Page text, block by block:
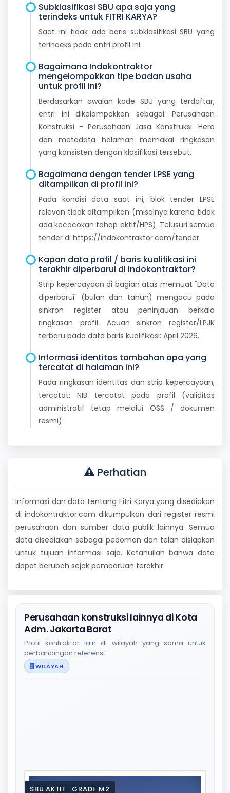
Subklasifikasi SBU apa saja yang
terindeks untuk FITRI KARYA?
Saat ini tidak ada baris subklasifikasi SBU yang
terindeks pada entri profil ini.
Bagaimana Indokontraktor
mengelompokkan tipe badan usaha
untuk profil ini?
Berdasarkan awalan kode SBU yang terdaftar,
entri ini dikelompokkan sebagai: Perusahaan
Konstruksi - Perusahaan Jasa Konstruksi. Hero
dan metadata halaman memakai ringkasan
yang konsisten dengan klasifikasi tersebut.
Bagaimana dengan tender LPSE yang
ditampilkan di profil ini?
Pada kondisi data saat ini, blok tender LPSE
relevan tidak ditampilkan (misalnya karena tidak
ada kecocokan tahap aktif/HPS). Telusuri semua
tender di https://indokontraktor.com/tender.
Kapan data profil / baris kualifikasi ini
terakhir diperbarui di Indokontraktor?
Strip kepercayaan di bagian atas memuat "Data
diperbarui" (bulan dan tahun) mengacu pada
sinkron register atau peninjauan berkala
ringkasan profil. Acuan sinkron register/LPJK
terbaru pada data baris kualifikasi: April 2026.
Informasi identitas tambahan apa yang
tercatat di halaman ini?
Pada ringkasan identitas dan strip kepercayaan,
tercatat: NIB tercatat pada profil (validitas
administratif tetap melalui OSS / dokumen
resmi).
Perhatian
Informasi dan data tentang Fitri Karya yang disediakan
di indokontraktor.com dikumpulkan dari register resmi
perusahaan dan sumber data publik lainnya. Semua
data disediakan sebagai pedoman dan telah disiapkan
untuk tujuan informasi saja. Ketahuilah bahwa data
dapat berubah sejak pembaruan terakhir.
Perusahaan konstruksi lainnya di Kota
Adm. Jakarta Barat
Profil kontraktor lain di wilayah yang sama untuk
perbandingan referensi.
WILAYAH
SBU AKTIF · GRADE M2